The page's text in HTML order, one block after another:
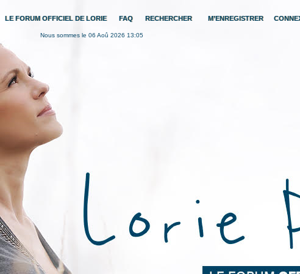
LE FORUM OFFICIEL DE LORIE FAQ RECHERCHER M’ENREGISTRER
Nous sommes le 06 Aoû 2026 13:05